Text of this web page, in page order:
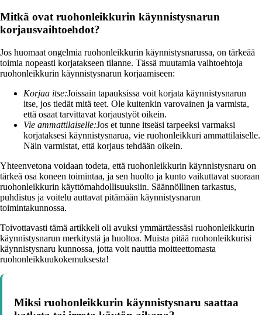
Mitkä ovat ruohonleikkurin käynnistysnarun
korjausvaihtoehdot?
Jos huomaat ongelmia ruohonleikkurin käynnistysnarussa, on tärkeää
toimia nopeasti korjatakseen tilanne. Tässä muutamia vaihtoehtoja
ruohonleikkurin käynnistysnarun korjaamiseen:
Korjaa itse:Joissain tapauksissa voit korjata käynnistysnarun
itse, jos tiedät mitä teet. Ole kuitenkin varovainen ja varmista,
että osaat tarvittavat korjaustyöt oikein.
Vie ammattilaiselle:Jos et tunne itseäsi tarpeeksi varmaksi
korjataksesi käynnistysnarua, vie ruohonleikkuri ammattilaiselle.
Näin varmistat, että korjaus tehdään oikein.
Yhteenvetona voidaan todeta, että ruohonleikkurin käynnistysnaru on
tärkeä osa koneen toimintaa, ja sen huolto ja kunto vaikuttavat suoraan
ruohonleikkurin käyttömahdollisuuksiin. Säännöllinen tarkastus,
puhdistus ja voitelu auttavat pitämään käynnistysnarun
toimintakunnossa.
Toivottavasti tämä artikkeli oli avuksi ymmärtäessäsi ruohonleikkurin
käynnistysnarun merkitystä ja huoltoa. Muista pitää ruohonleikkurisi
käynnistysnaru kunnossa, jotta voit nauttia moitteettomasta
ruohonleikkuukokemuksesta!
Miksi ruohonleikkurin käynnistysnaru saattaa